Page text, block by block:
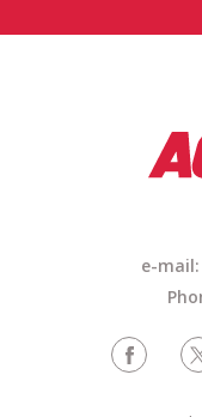
e-